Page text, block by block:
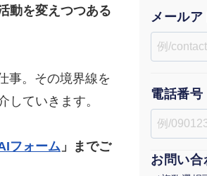
動を変えつつある
事。その境界線を
ていきます。
フォーム 」までご
メールア
電話番号
お問い合